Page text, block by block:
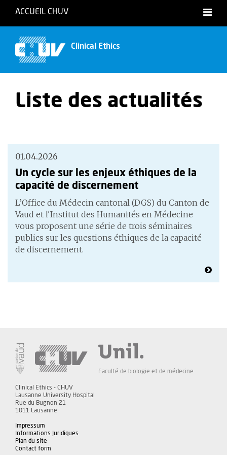
ACCUEIL CHUV
Clinical Ethics
Liste des actualités
01.04.2026
Un cycle sur les enjeux éthiques de la
capacité de discernement
L’Office du Médecin cantonal (DGS) du Canton de
Vaud et l'Institut des Humanités en Médecine
vous proposent une série de trois séminaires
publics sur les questions éthiques de la capacité
de discernement.
Faculté de biologie et de médecine
Clinical Ethics - CHUV
Lausanne University Hospital
Rue du Bugnon 21
1011 Lausanne
Impressum
Informations Juridiques
Plan du site
Contact form